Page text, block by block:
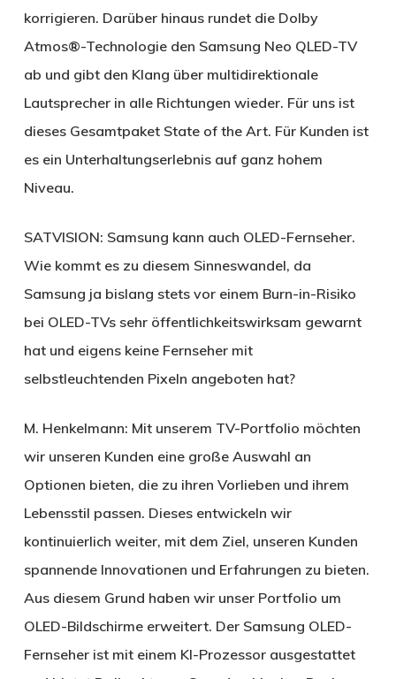
korrigieren. Darüber hinaus rundet die Dolby
Atmos®-Technologie den Samsung Neo QLED-TV
ab und gibt den Klang über multidirektionale
Lautsprecher in alle Richtungen wieder. Für uns ist
dieses Gesamtpaket State of the Art. Für Kunden ist
es ein Unterhaltungserlebnis auf ganz hohem
Niveau.
SATVISION: Samsung kann auch OLED-Fernseher.
Wie kommt es zu diesem Sinneswandel, da
Samsung ja bislang stets vor einem Burn-in-Risiko
bei OLED-TVs sehr öffentlichkeitswirksam gewarnt
hat und eigens keine Fernseher mit
selbstleuchtenden Pixeln angeboten hat?
M. Henkelmann: Mit unserem TV-Portfolio möchten
wir unseren Kunden eine große Auswahl an
Optionen bieten, die zu ihren Vorlieben und ihrem
Lebensstil passen. Dieses entwickeln wir
kontinuierlich weiter, mit dem Ziel, unseren Kunden
spannende Innovationen und Erfahrungen zu bieten.
Aus diesem Grund haben wir unser Portfolio um
OLED-Bildschirme erweitert. Der Samsung OLED-
Fernseher ist mit einem KI-Prozessor ausgestattet